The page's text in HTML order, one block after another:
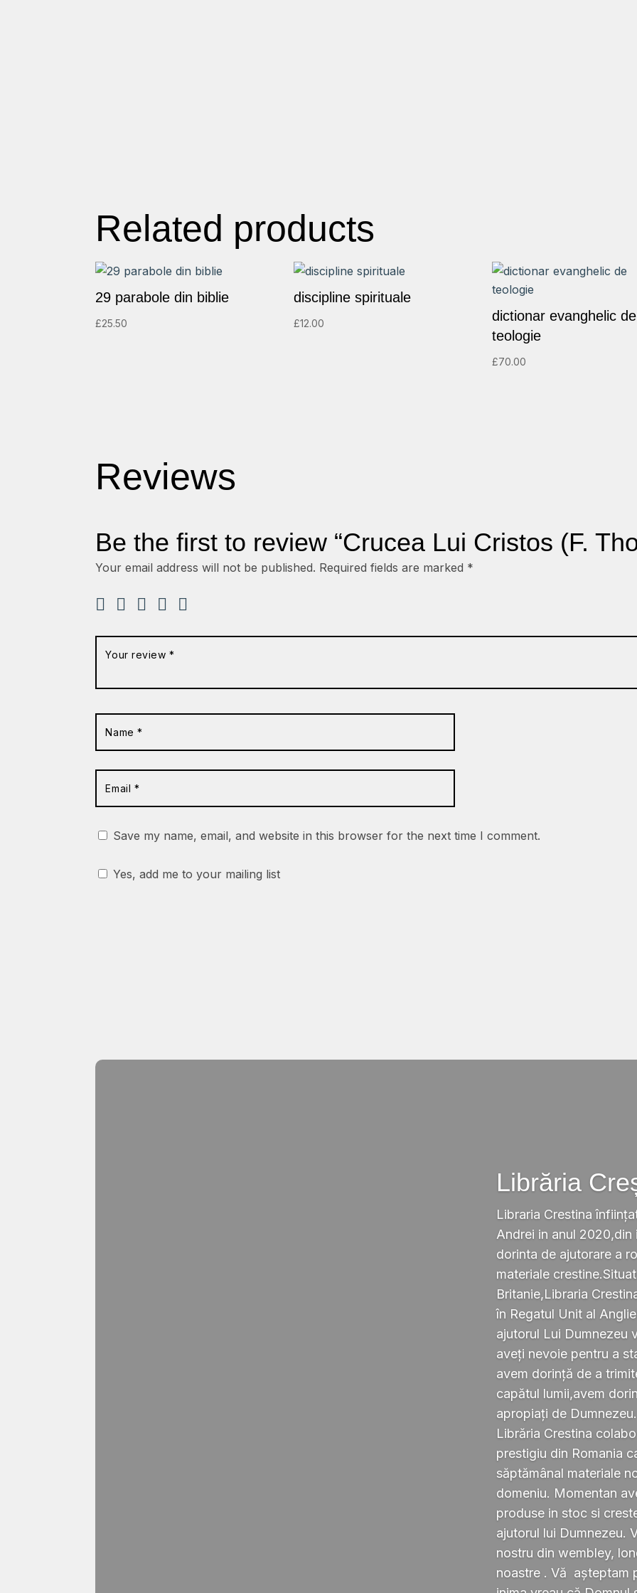
Related products
29 parabole din biblie
£25.50
discipline spirituale
£12.00
dictionar evanghelic de
teologie
£70.00
Reviews
Be the first to review “Crucea Lui Cristos (F.
Your email address will not be published. Required fields are marked *
Save my name, email, and website in this browser for the next time I comment.
Yes, add me to your mailing list
Librăria
Libraria Crestina
Andrei in anul 2020,din
dorinta de ajutorare a
materiale
Britanie,Libraria
în Regatul Unit al
ajutorul Lui Dumnezeu
aveți nevoie pentru a
avem dorință de a
capătul lumii,avem
apropiați de Dumnezeu.
Librăria Crestina
prestigiu din Romania
săptămânal materiale
domeniu. Momentan
produse in stoc si
ajutorul lui Dumnezeu.
nostru din wembley,
noastre . Vă așteptam